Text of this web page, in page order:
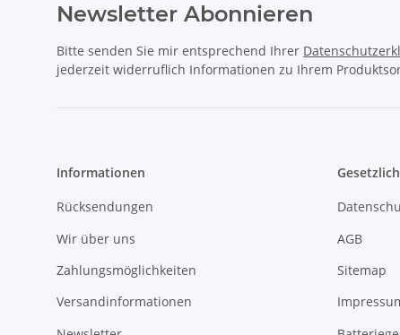
Newsletter Abonnieren
Bitte senden Sie mir entsprechend Ihrer
jederzeit widerruflich Informationen zu Ihrem
Informationen
Rücksendungen
Wir über uns
Zahlungsmöglichkeiten
Versandinformationen
AGB
Sitemap